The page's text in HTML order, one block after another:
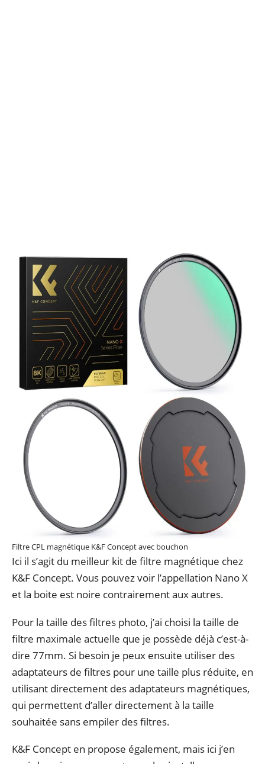
Filtre CPL magnétique K&F Concept avec bouchon
Ici il s’agit du meilleur kit de filtre magnétique chez
K&F Concept. Vous pouvez voir l’appellation Nano X
et la boite est noire contrairement aux autres.
Pour la taille des filtres photo, j’ai choisi la taille de
filtre maximale actuelle que je possède déjà c’est-à-
dire 77mm. Si besoin je peux ensuite utiliser des
adaptateurs de filtres pour une taille plus réduite, en
utilisant directement des adaptateurs magnétiques,
qui permettent d’aller directement à la taille
souhaitée sans empiler des filtres.
K&F Concept en propose également, mais ici j’en